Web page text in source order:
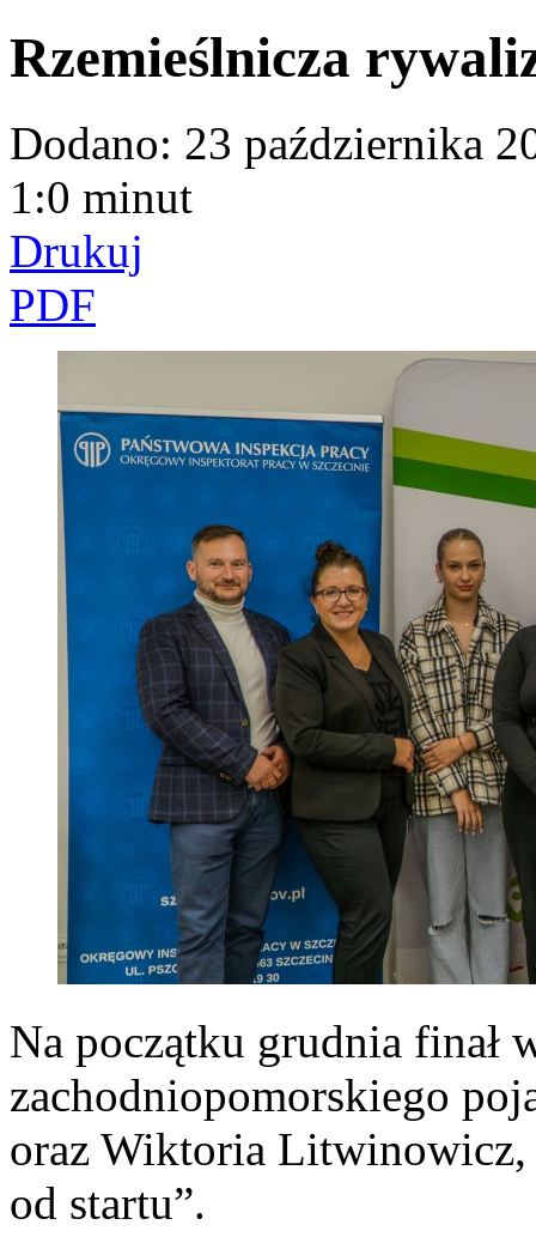
Rzemieślnicza
Dodano: 23 października
1:0 minut
Drukuj
PDF
Na początku grudnia finał
zachodniopomorskiego
oraz Wiktoria Litwinowicz,
od startu”.